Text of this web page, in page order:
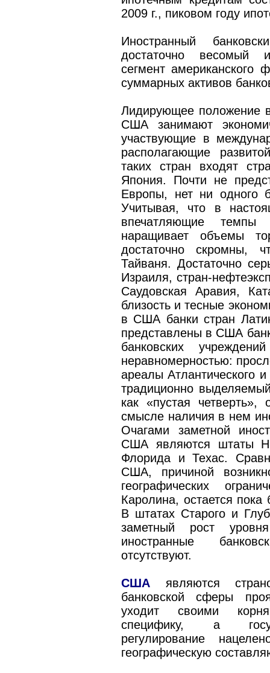
2009 г., пиковом году
Иностранный
достаточно весомый
сегмент американского
суммарных активов
Лидирующее положение
США занимают
участвующие в
располагающие
таких стран входят
Япония. Почти не
Европы, нет ни одного
Учитывая, что в
впечатляющие темпы
наращивает объемы
достаточно скромны,
Тайваня. Достаточно
Израиля, стран-
Саудовская Аравия,
близость и тесные
в США банки стран
представлены в США
банковских
неравномерностью:
ареалы Атлантического
традиционно
как «пустая
смысле наличия в нем
Очагами заметной
США являются штаты
Флорида и Техас.
США, причиной
географических
Каролина, остается
В штатах Старого и
заметный рост
иностранные
отсутствуют.
США являются
банковской сферы
уходит своими
специфику, а
регулирование
географическую